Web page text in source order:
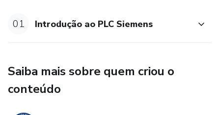
01 Introdução ao PLC Siemens
Saiba mais sobre quem criou o
conteúdo